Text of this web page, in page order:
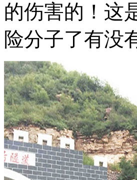
的伤害的！这
险分子了有没